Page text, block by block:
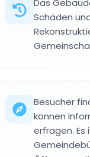
Das
Schäden
Besucher
können
erfragen. Es